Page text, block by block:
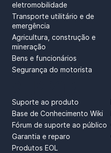
eletromobilidade
Transporte utilitário e de
emergência
Agricultura, construção e
mineração
Bens e funcionários
Segurança do motorista
Suporte ao produto
Base de Conhecimento Wiki
Fórum de suporte ao público
Garantia e reparo
Produtos EOL